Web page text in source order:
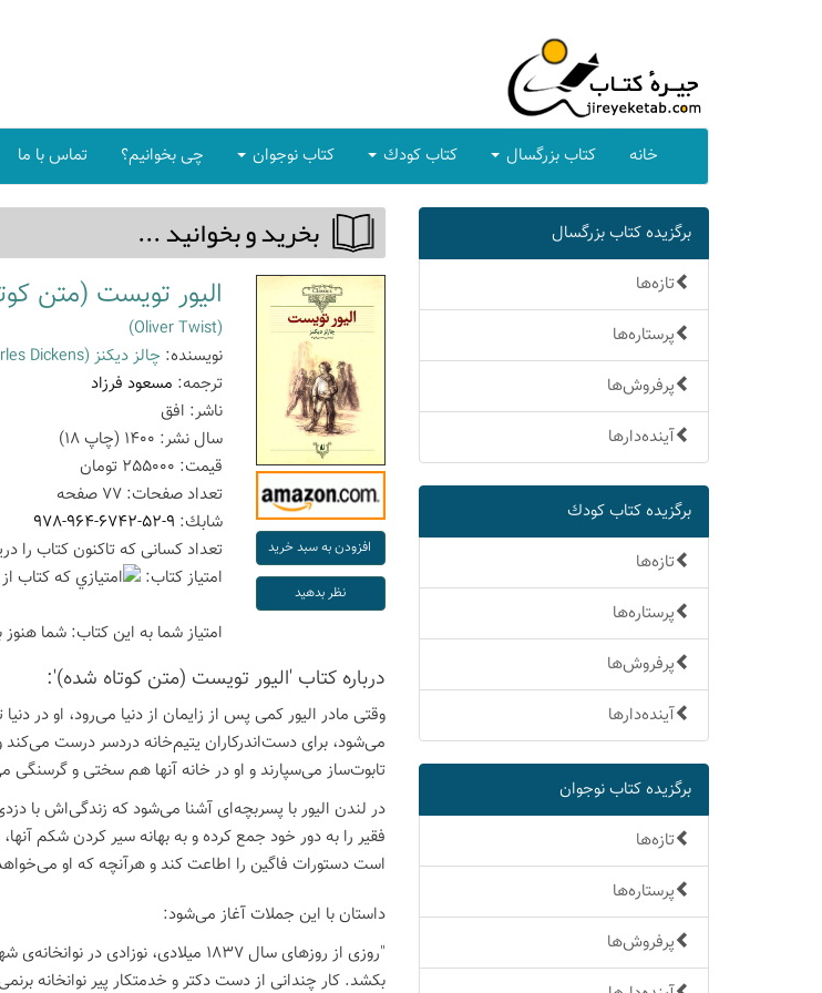
خانه كتاب بزرگسال كتاب كودك كتاب نوجوان چی بخوانیم؟ تماس با ما
برگزیده كتاب بزرگسال
تازه‌ها
پرستاره‌ها
پرفروش‌ها
آینده‌دارها
برگزیده كتاب كودك
تازه‌ها
پرستاره‌ها
پرفروش‌ها
آینده‌دارها
برگزیده كتاب نوجوان
تازه‌ها
پرستاره‌ها
پرفروش‌ها
بخريد و بخوانيد ...
الیور تویست (متن
(Oliver Twist)
نویسنده: چالز دیکنز (Charles Dickens)
ترجمه: مسعود فرزاد
ناشر: افق
سال نشر: 1400 (چاپ18
)
قیمت: 255000 تومان
تعداد صفحات: 77 صفحه
شابك: 978-964-6742-52-9
تعداد كسانی كه تاكنون كتاب را دریافت
امتیاز كتاب:
امتیاز شما به این كتاب: شما هنوز
درباره كتاب 'الیور تویست (متن کوتاه شده)':
وقتی مادر الیور کمی پس از زایمان از دنیا می‌رود، او در
می‌شود، برای دست‌اندرکاران یتیم‌خانه دردسر درست می‌کند و
تابوت‌ساز می‌سپارند و او در خانه آنها هم سختی و گرسنگی
در لندن الیور با پسربچه‌ای آشنا می‌شود که زندگی‌اش با
فقیر را به دور خود جمع کرده و به بهانه سیر کردن شکم
است دستورات فاگین را اطاعت کند و هرآنچه که او
داستان با این جملات آغاز می‌شود:
"روزی از روزهای سال 1837 میلادی،
بکشد. کار چندانی از دست دکتر و خدمتکار پیر نوانخانه